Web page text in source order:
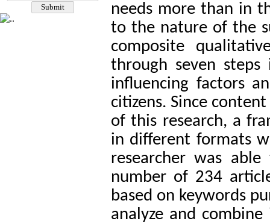
needs more than in
to the nature of the
composite
through seven
influencing factors
citizens. Since
of this research, a
in different formats
researcher was
number of 234
based on keywords
analyze and